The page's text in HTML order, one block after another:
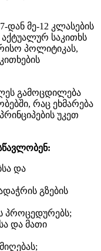
დან მე-12 კლასების
საკითხს
პოლიტიკას,
გამოცდილება
რაც ეხმარება
უკეთ
და
გზების
პროცედურებს;
და მათი